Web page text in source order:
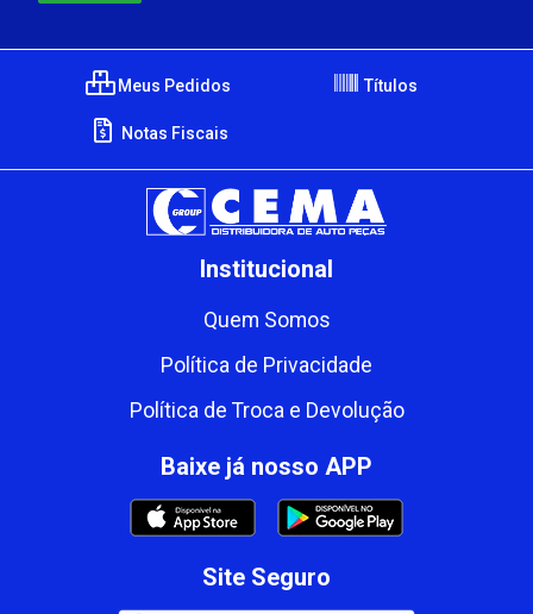
Meus Pedidos Títulos
Notas Fiscais
Institucional
Quem Somos
Política de Privacidade
Política de Troca e Devolução
Baixe já nosso APP
Site Seguro